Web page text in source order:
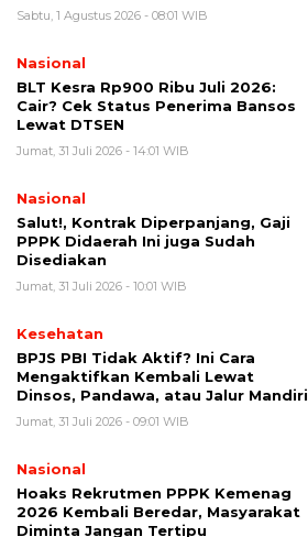
Sabtu, 1 Agustus 2026 - 08:01 WIB
Nasional
BLT Kesra Rp900 Ribu Juli 2026:
Cair? Cek Status Penerima Bansos
Lewat DTSEN
Jumat, 31 Juli 2026 - 14:01 WIB
Nasional
Salut!, Kontrak Diperpanjang, Gaji
PPPK Didaerah Ini juga Sudah
Disediakan
Jumat, 31 Juli 2026 - 10:01 WIB
Kesehatan
BPJS PBI Tidak Aktif? Ini Cara
Mengaktifkan Kembali Lewat
Dinsos, Pandawa, atau Jalur Mandiri
Jumat, 31 Juli 2026 - 09:01 WIB
Nasional
Hoaks Rekrutmen PPPK Kemenag
2026 Kembali Beredar, Masyarakat
Diminta Jangan Tertipu